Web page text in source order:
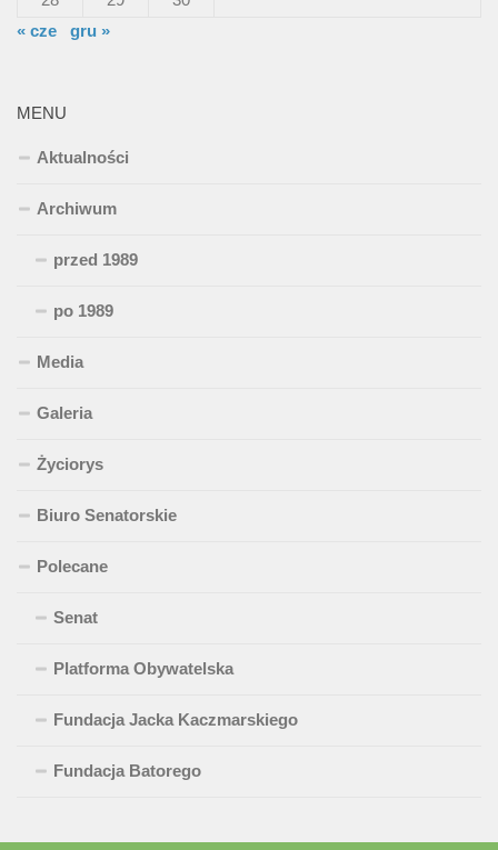
« cze
gru »
MENU
Aktualności
Archiwum
przed 1989
po 1989
Media
Galeria
Życiorys
Biuro Senatorskie
Polecane
Senat
Platforma Obywatelska
Fundacja Jacka Kaczmarskiego
Fundacja Batorego